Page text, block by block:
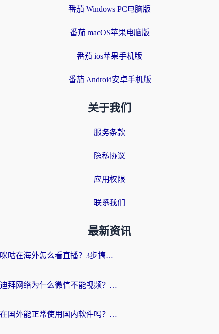
番茄 Windows PC电脑版
番茄 macOS苹果电脑版
番茄 ios苹果手机版
番茄 Android安卓手机版
关于我们
服务条款
隐私协议
应用权限
联系我们
最新资讯
咪咕在海外怎么看直播？3步搞定地域限制，还能畅看腾讯视频与国内热剧
迪拜网络为什么微信不能视频？海外党必看的回国加速全攻略
在国外能正常使用国内软件吗？海外党亲测有效的无缝访问指南